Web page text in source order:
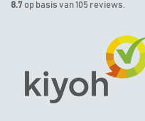
8.7 op basis van 105 reviews.